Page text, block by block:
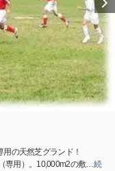
の天然芝グランド！
専用）。10,000m2の敷…続